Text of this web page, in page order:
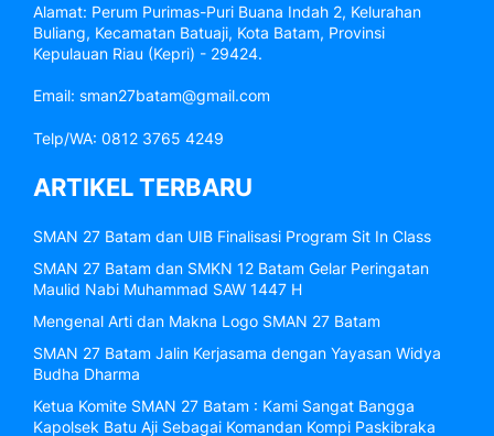
Alamat: Perum Purimas-Puri Buana Indah 2, Kelurahan
Buliang, Kecamatan Batuaji, Kota Batam, Provinsi
Kepulauan Riau (Kepri) - 29424.
Email: sman27batam@gmail.com
Telp/WA: 0812 3765 4249
ARTIKEL TERBARU
SMAN 27 Batam dan UIB Finalisasi Program Sit In Class
SMAN 27 Batam dan SMKN 12 Batam Gelar Peringatan
Maulid Nabi Muhammad SAW 1447 H
Mengenal Arti dan Makna Logo SMAN 27 Batam
SMAN 27 Batam Jalin Kerjasama dengan Yayasan Widya
Budha Dharma
Ketua Komite SMAN 27 Batam : Kami Sangat Bangga
Kapolsek Batu Aji Sebagai Komandan Kompi Paskibraka